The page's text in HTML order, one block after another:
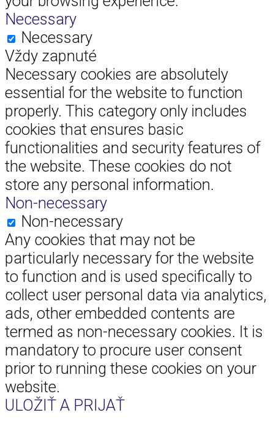
Necessary
Necessary
Vždy zapnuté
Necessary cookies are absolutely
essential for the website to function
properly. This category only includes
cookies that ensures basic
functionalities and security features of
the website. These cookies do not
store any personal information.
Non-necessary
Non-necessary
Any cookies that may not be
particularly necessary for the website
to function and is used specifically to
collect user personal data via analytics,
ads, other embedded contents are
termed as non-necessary cookies. It is
mandatory to procure user consent
prior to running these cookies on your
website.
ULOŽIŤ A PRIJAŤ